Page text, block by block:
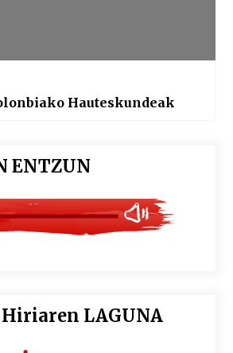
Hauteskundeak
ENTZUN
LAGUNA